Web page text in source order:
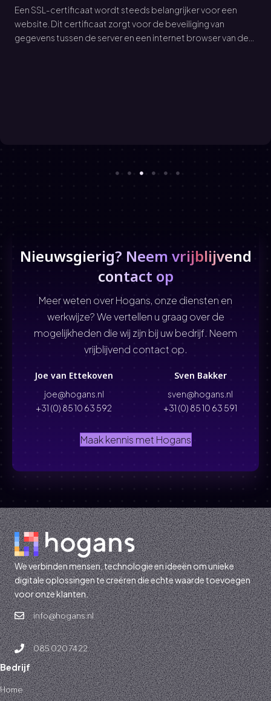
Een SSL-certificaat wordt steeds belangrijker voor een
website. Dit certificaat zorgt voor de beveiliging van
gegevens tussen de server en een internet browser van de…
Nieuwsgierig? Neem vrijblijvend
contact op
Meer weten over Hogans, onze diensten en
werkwijze? We vertellen u graag over de
mogelijkheden die wij zijn bij uw bedrijf. Neem
vrijblijvend contact op.
Joe van Ettekoven
joe@hogans.nl
+31 (0) 85 10 63 592
Sven Bakker
sven@hogans.nl
+31 (0) 85 10 63 591
Maak kennis met Hogans
We verbinden mensen, technologie en ideeën om unieke
digitale oplossingen te creëren die echte waarde toevoegen
voor onze klanten.
info@hogans.nl
085 020 74 22
Bedrijf
Home